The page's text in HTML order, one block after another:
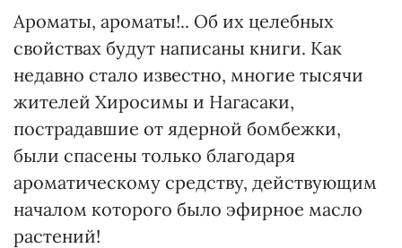
Ароматы, ароматы!.. Об их целебных
свойствах будут написаны книги. Как
недавно стало известно, многие тысячи
жителей Хиросимы и Нагасаки,
пострадавшие от ядерной бомбежки,
были спасены только благодаря
ароматическому средству, действующим
началом которого было эфирное масло
растений!